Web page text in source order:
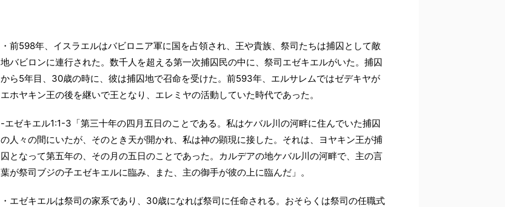
・前598年、イスラエルはバビロニア軍に国を占領され、王や貴族、祭司たちは捕囚として敵
地バビロンに連行された。数千人を超える第一次捕囚民の中に、祭司エゼキエルがいた。捕囚
から5年目、30歳の時に、彼は捕囚地で召命を受けた。前593年、エルサレムではゼデキヤが
エホヤキン王の後を継いで王となり、エレミヤの活動していた時代であった。
-エゼキエル1:1-3「第三十年の四月五日のことである。私はケバル川の河畔に住んでいた捕囚
の人々の間にいたが、そのとき天が開かれ、私は神の顕現に接した。それは、ヨヤキン王が捕
囚となって第五年の、その月の五日のことであった。カルデアの地ケバル川の河畔で、主の言
葉が祭司ブジの子エゼキエルに臨み、また、主の御手が彼の上に臨んだ」。
・エゼキエルは祭司の家系であり、30歳になれば祭司に任命される。おそらくは祭司の任職式